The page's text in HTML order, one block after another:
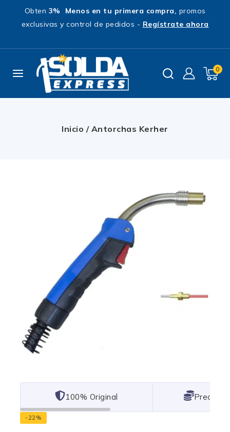
Obten 3% Menos en tu primera compra, promos
exclusivas y control de pedidos - Regístrate ahora
0
Inicio / Antorchas Kerher
101% Original Lowest
-22%